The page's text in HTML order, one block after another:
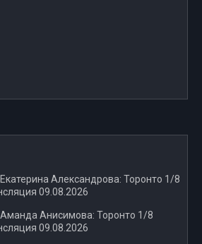
Александрова: Торонто 1/8
09.08.2026
Анисимова: Торонто 1/8
09.08.2026